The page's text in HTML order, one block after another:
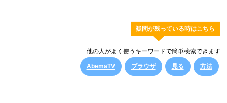
疑問が残っている時はこちら
他の人がよく使うキーワードで簡単検索できます
AbemaTV ブラウザ 見る 方法